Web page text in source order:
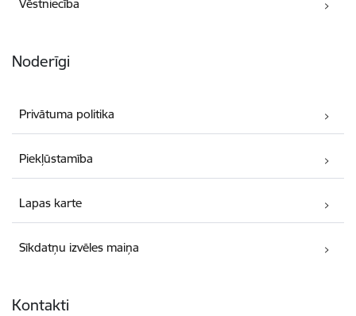
Vēstniecība
Noderīgi
Privātuma politika
Piekļūstamība
Lapas karte
Sīkdatņu izvēles maiņa
Kontakti